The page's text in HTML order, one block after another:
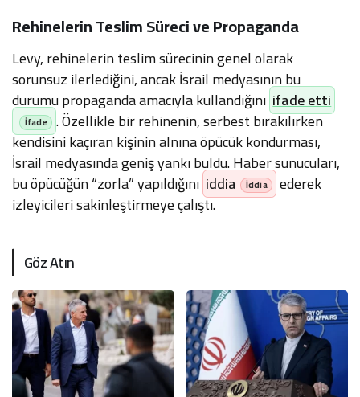
Rehinelerin Teslim Süreci ve Propaganda
Levy, rehinelerin teslim sürecinin genel olarak
sorunsuz ilerlediğini, ancak İsrail medyasının bu
durumu propaganda amacıyla kullandığını ifade etti
. Özellikle bir rehinenin, serbest bırakılırken
kendisini kaçıran kişinin alnına öpücük kondurması,
İsrail medyasında geniş yankı buldu. Haber sunucuları,
bu öpücüğün “zorla” yapıldığını iddia ederek
izleyicileri sakinleştirmeye çalıştı.
Göz Atın